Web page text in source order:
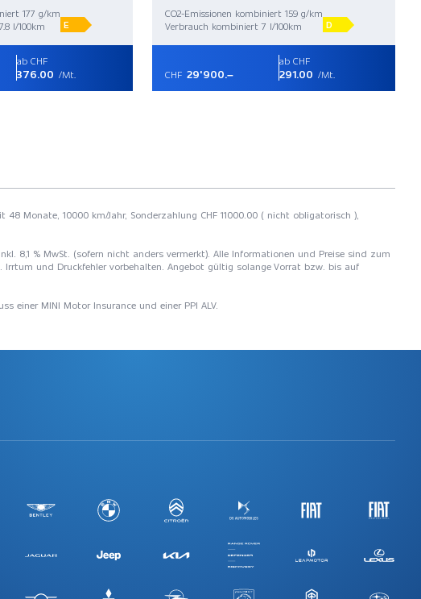
177 g/km
l/100km
E
ab CHF
376.00 /Mt.
CO2-Emissionen kombiniert 159 g/km
Verbrauch kombiniert 7 l/100km
D
CHF 29'900.–
ab CHF
291.00 /Mt.
Monate, 10000 km/Jahr, Sonderzahlung CHF 11000.00 ( nicht obligatorisch ),
8,1 % MwSt. (sofern nicht anders vermerkt). Alle Informationen und Preise sind zum
und Druckfehler vorbehalten. Angebot gültig solange Vorrat bzw. bis auf
einer MINI Motor Insurance und einer PPI ALV.